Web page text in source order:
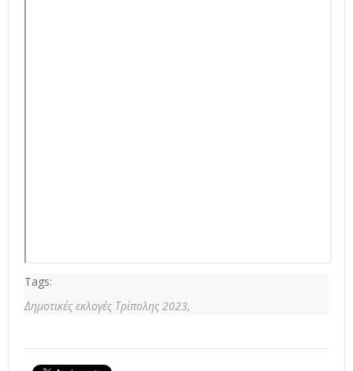
Tags:
Δημοτικές εκλογές Τρίπολης 2023,